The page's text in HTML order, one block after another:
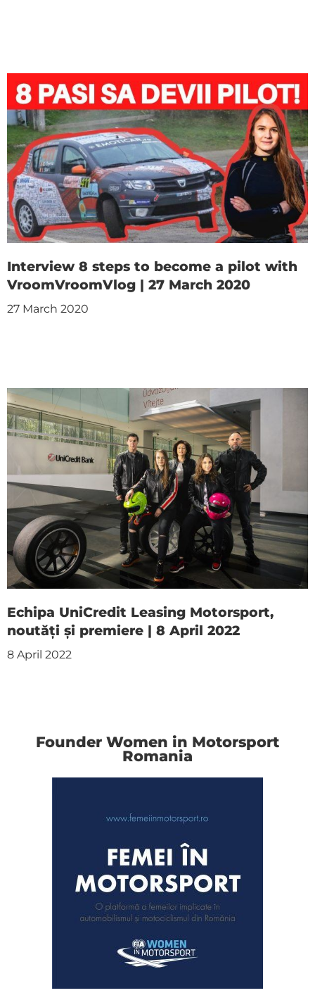
Interview 8 steps to become a pilot with
VroomVroomVlog | 27 March 2020
27 March 2020
Echipa UniCredit Leasing Motorsport,
noutăți și premiere | 8 April 2022
8 April 2022
Founder Women in Motorsport
Romania